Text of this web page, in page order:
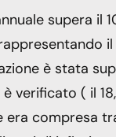
supera il
il
è stata
verificato ( il
era compresa